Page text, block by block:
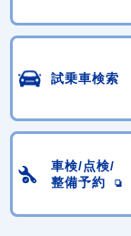
試乗車検索
車検/点検/
整備予約